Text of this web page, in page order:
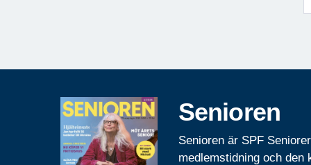
Senioren
Senioren är SPF
medlemstidning och den